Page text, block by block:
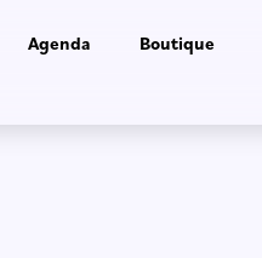
Agenda Boutique